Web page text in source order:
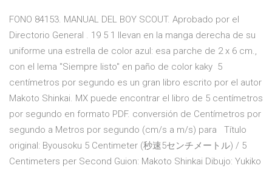
FONO 84153. MANUAL DEL BOY SCOUT. Aprobado por el
Directorio General . 19 5 1 llevan en la manga derecha de su
uniforme una estrella de color azul: esa parche de 2 x 6 cm.,
con el lema "Siempre listo" en paño de color kaky 5
centímetros por segundo es un gran libro escrito por el autor
Makoto Shinkai. MX puede encontrar el libro de 5 centímetros
por segundo en formato PDF. conversión de Centímetros por
segundo a Metros por segundo (cm/s a m/s) para Título
original: Byousoku 5 Centimeter (秒速5センチメートル) / 5
Centimeters per Second Guion: Makoto Shinkai Dibujo: Yukiko